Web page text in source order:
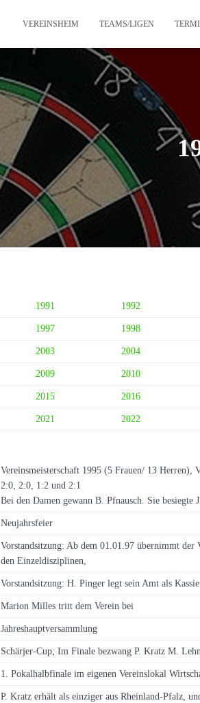
VEREINSHEIM TEAMS/LIGEN
1991 1992
1997 1998
2003 2004
2009 2010
2015 2016
2021 2022
Vereinsmeisterschaft 1995 (5 Frauen/ 13
2:0, 2:0, 1:2 und 2:1
Bei den Damen gewann B. Pfnausch. Sie
Neujahrsfeier
Vorstandsitzung: Ab dem 01.01.97 übernimmt
den Einzeldisziplinen,
Vorstandsitzung: H. Pinger legt sein Amt als
Marion Milles tritt dem Verein bei
Jahreshauptversammlung
Schärjer-Cup; Im Finale bezwang P. Kratz M.
1. Pokalhalbfinale im eigenen Vereinslokal
P. Kratz erhält als einziger aus Rheinland-Pfalz,